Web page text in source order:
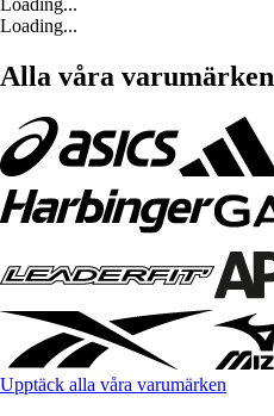
Loading...
Loading...
Alla våra varumärken
Upptäck alla våra varumärken